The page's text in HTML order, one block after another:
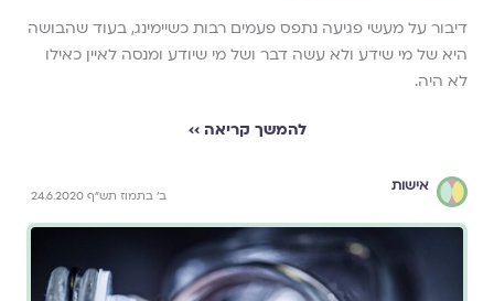
דיבור על מעשי פגיעה נתפס פעמים רבות כשיימינג, בעוד שהבושה
היא של מי שידע ולא עשה דבר ושל מי שיודע ומנסה לאיין כאילו
לא היה.
להמשך קריאה ››
אישות
ב' בתמוז תש"ף 24.6.2020